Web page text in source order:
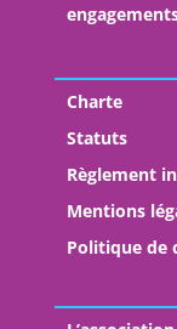
Charte
Statuts
Règlement
Mentions
Politique de